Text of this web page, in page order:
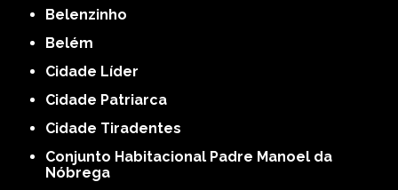
Belenzinho
Belém
Cidade Líder
Cidade Patriarca
Cidade Tiradentes
Conjunto Habitacional Padre Manoel da
Nóbrega